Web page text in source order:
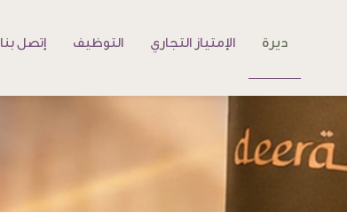
ديرة الإمتياز التجاري التوظيف إتصل بنا